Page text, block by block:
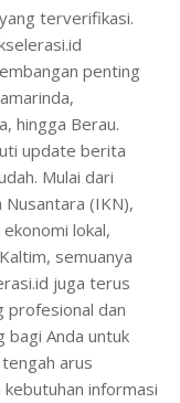
terverifikasi.
penting
hingga Berau.
update berita
Mulai dari
(IKN),
lokal,
semuanya
juga terus
profesional dan
bagi Anda untuk
arus
informasi